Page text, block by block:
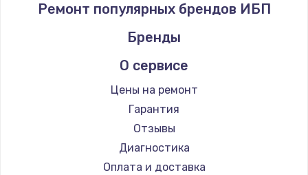
Ремонт популярных брендов ИБП
Бренды
О сервисе
Цены на ремонт
Гарантия
Отзывы
Диагностика
Оплата и доставка